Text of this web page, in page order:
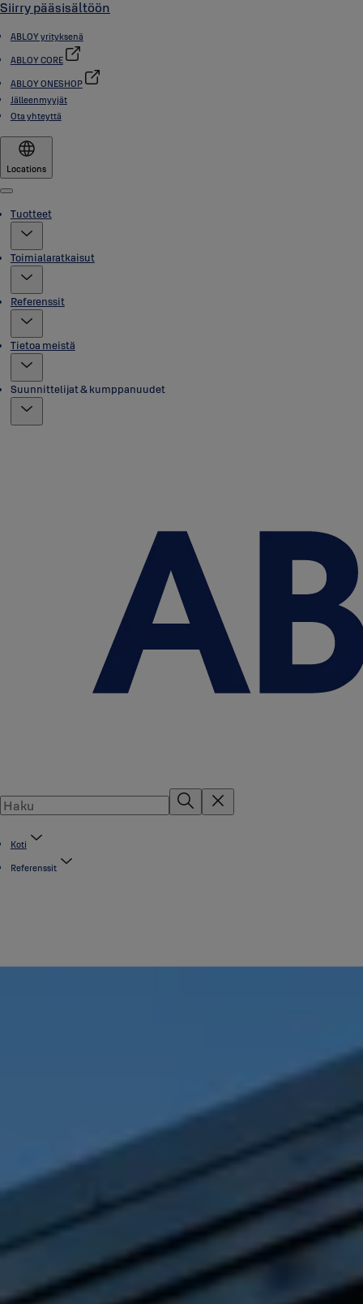
Siirry pääsisältöön
ABLOY yrityksenä
ABLOY CORE
ABLOY ONESHOP
Jälleenmyyjät
Ota yhteyttä
Locations
Menu
Tuotteet
Toimialaratkaisut
Referenssit
Tietoa meistä
Suunnittelijat & kumppanuudet
Koti
Referenssit